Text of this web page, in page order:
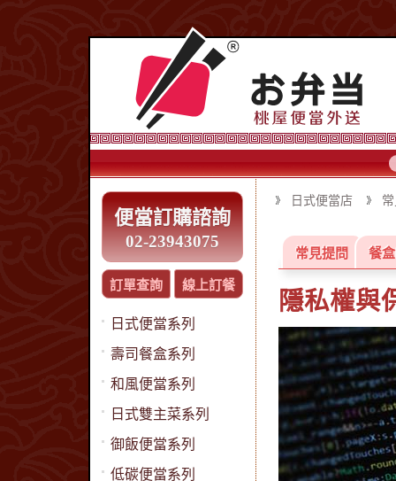
便當訂購諮詢
02-23943075
訂單查詢 線上訂餐
日式便當系列
壽司餐盒系列
和風便當系列
日式雙主菜系列
御飯便當系列
低碳便當系列
日式便當店
常見提問 餐
隱私權與